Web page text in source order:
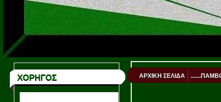
ΧΟΡΗΓΟΣ ΑΡΧΙΚΗ ΣΕΛΙΔΑ